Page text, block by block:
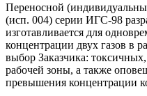
Переносной
(исп. 004) серии ИГС-98
изготавливается для
концентрации двух газов в
выбор Заказчика:
рабочей зоны, а также
превышения концентрации